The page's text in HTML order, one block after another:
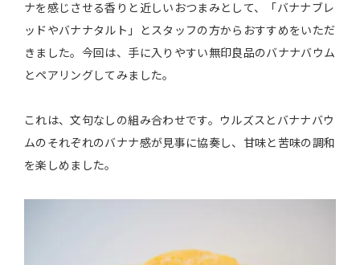
ナを感じさせる香りと近しいおつまみとして、「バナナブレ
ッドやバナナタルト」とスタッフの方からおすすめをいただ
きました。今回は、手に入りやすい無印良品のバナナバウム
とペアリングしてみました。
これは、文句なしの組み合わせです。ウルズスとバナナバウ
ムのそれぞれのバナナ感が見事に協奏し、甘味と苦味の調和
を楽しめました。